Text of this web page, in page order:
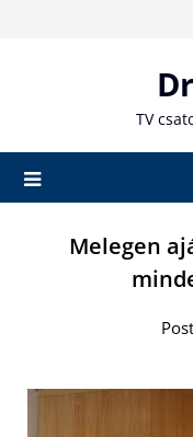
TV
Melegen